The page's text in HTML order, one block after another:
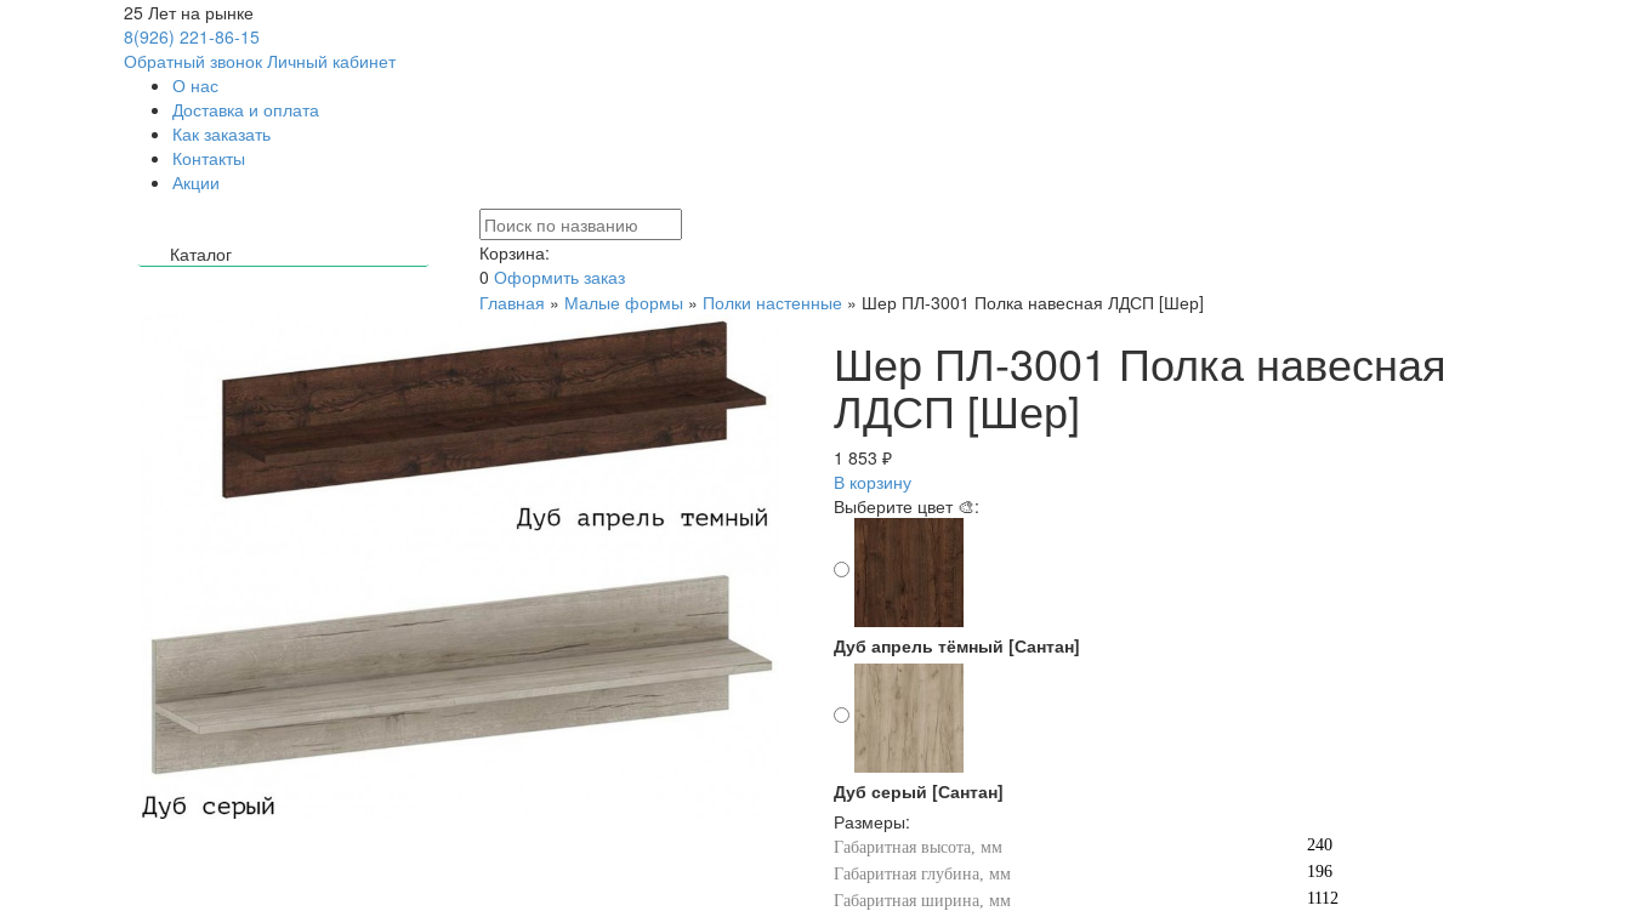
25 Лет на рынке
8(926) 221-86-15
Обратный звонок Личный кабинет
О нас
Доставка и оплата
Как заказать
Контакты
Акции
Каталог
Корзина:
0 Оформить заказ
Главная » Малые формы » Полки настенные » Шер ПЛ-3001 Полка навесная ЛДСП [Шер]
Шер ПЛ-3001 Полка навесная
ЛДСП [Шер]
1 853 ₽
В корзину
Выберите цвет 🎨:
Дуб апрель тёмный [Сантан]
Дуб серый [Сантан]
Размеры:
Габаритная высота, мм
240
Габаритная глубина, мм
196
Габаритная ширина, мм
1112